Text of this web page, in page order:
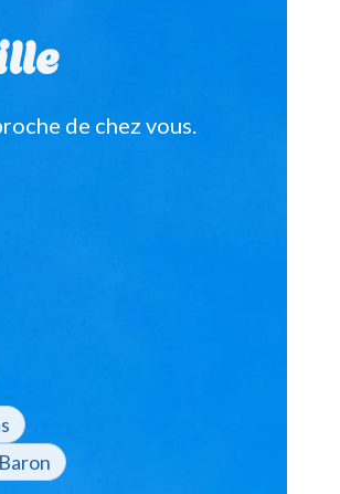
de chez vous.